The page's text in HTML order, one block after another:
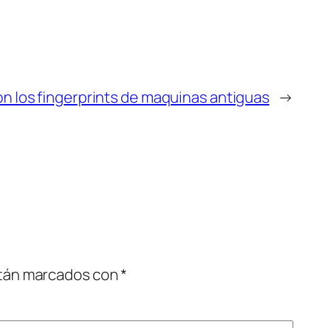
los fingerprints de maquinas antiguas →
marcados con*